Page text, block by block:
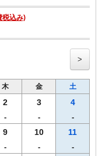
ラストオーダー20：
税込み)
>
木 金 土
2
-
3
-
4
-
9
-
10
-
11
-